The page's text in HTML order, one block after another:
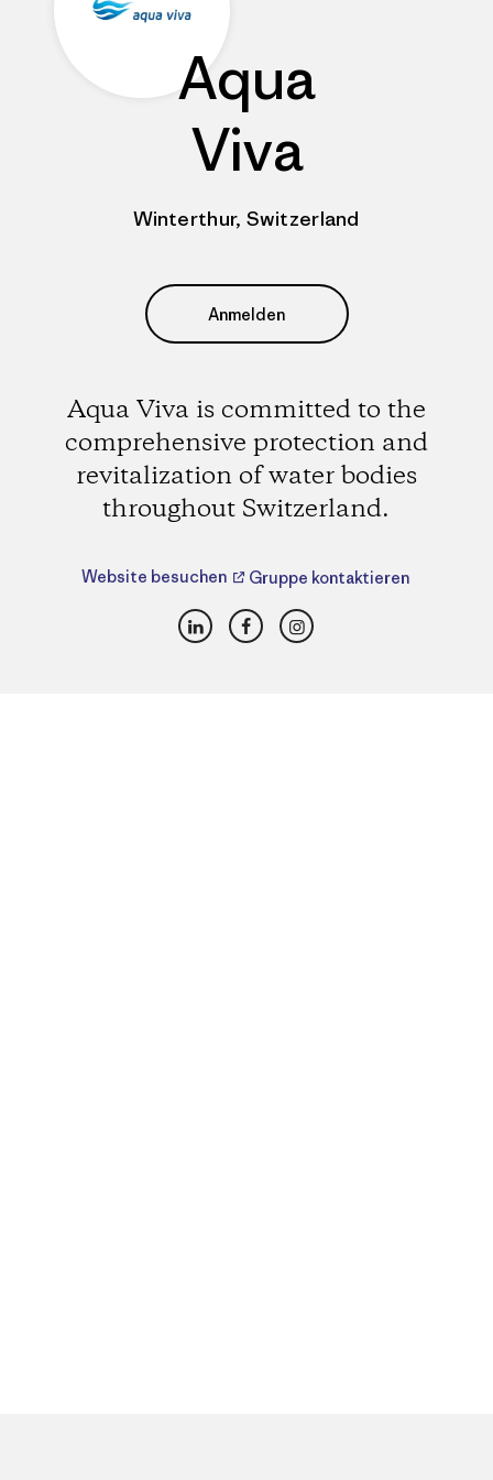
Aqua
Viva
Winterthur, Switzerland
Anmelden
Aqua Viva is committed to the
comprehensive protection and
revitalization of water bodies
throughout Switzerland.
Website besuchen Gruppe kontaktieren
LinkedInFacebookInstagram